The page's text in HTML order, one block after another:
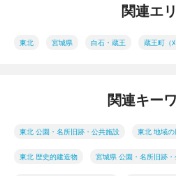
関連エ
東北 宮城県 白石・蔵王 蔵王町（
関連キー
東北 公園・名所旧跡・公共施設 東北 地域
東北 歴史的建造物 宮城県 公園・名所旧跡